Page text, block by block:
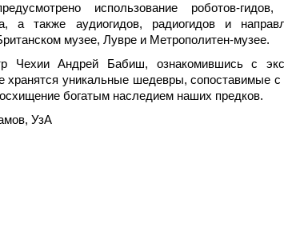
использование роботов-
а также аудиогидов, радиогидов и
музее, Лувре и Метрополитен-музее.
Чехии Андрей Бабиш, ознакомившись с
хранятся уникальные шедевры, сопоставимые
богатым наследием наших предков.
УзА